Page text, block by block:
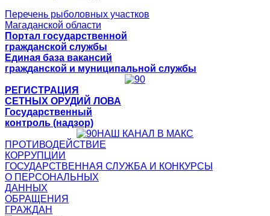
Перечень рыболовных участков
Магаданской области
Портал государственной
гражданской службы
Единая база вакансий
гражданской и муниципальной службы
РЕГИСТРАЦИЯ
СЕТНЫХ ОРУДИЙ ЛОВА
Государственный
контроль (надзор)
НАШ КАНАЛ В МАКС
ПРОТИВОДЕЙСТВИЕ
КОРРУПЦИИ
ГОСУДАРСТВЕННАЯ СЛУЖБА И КОНКУРСЫ
О ПЕРСОНАЛЬНЫХ
ДАННЫХ
ОБРАЩЕНИЯ
ГРАЖДАН